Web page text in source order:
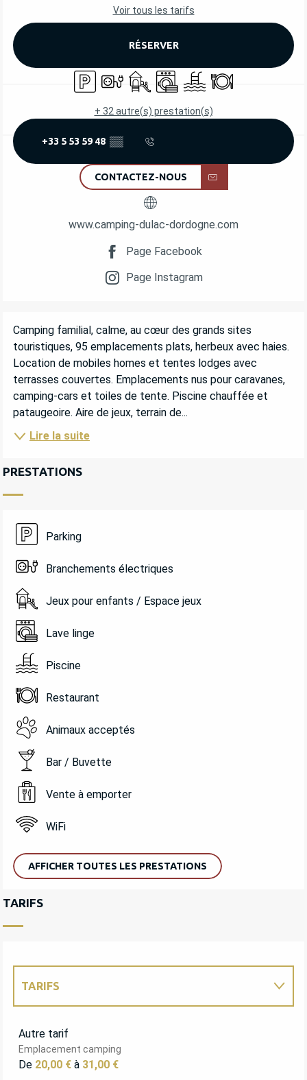
Voir tous les tarifs
RÉSERVER
ParkingBranchements électriques
Jeux pour enfants / Espace jeux
Lave lingePiscineRestaurant
+ 32 autre(s) prestation(s)
+33 5 53 59 48 ▒▒
CONTACTEZ-NOUS
www.camping-dulac-dordogne.com
Page Facebook
Page Instagram
DESCRIPTION
Camping familial, calme, au cœur des grands sites
touristiques, 95 emplacements plats, herbeux avec haies.
Location de mobiles homes et tentes lodges avec
terrasses couvertes. Emplacements nus pour caravanes,
camping-cars et toiles de tente. Piscine chauffée et
pataugeoire. Aire de jeux, terrain de...
Lire la suite
PRESTATIONS
Parking
Branchements électriques
Jeux pour enfants / Espace jeux
Lave linge
Piscine
Restaurant
Animaux acceptés
Bar / Buvette
Vente à emporter
WiFi
AFFICHER TOUTES LES PRESTATIONS
TARIFS
TARIFS
TARIFS 2027
Autre tarif
Emplacement camping
De 20,00 € à 31,00 €